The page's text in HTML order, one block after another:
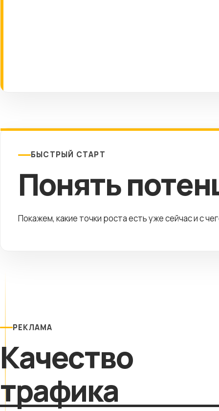
БЫСТРЫЙ СТАРТ
Понять
Покажем, какие точки роста есть уже сейчас и с
РЕКЛАМА
Качество
трафика